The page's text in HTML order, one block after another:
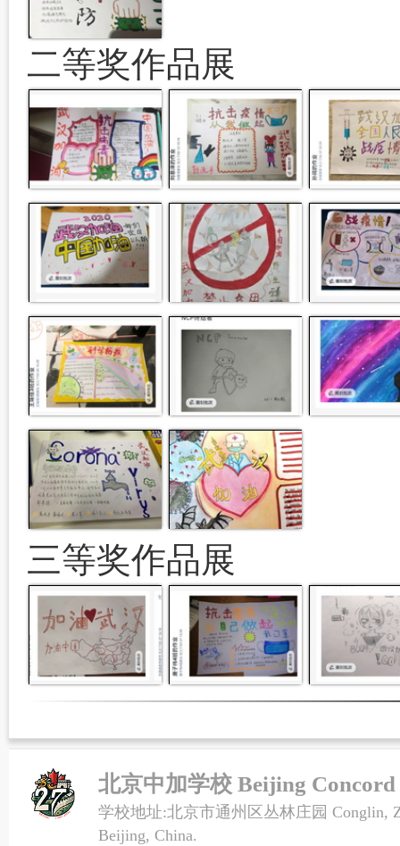
二等奖作品展
三等奖作品展
北京中加学校 Beijing Concord
学校地址:北京市通州区丛林庄园 Conglin,
Beijing, China.